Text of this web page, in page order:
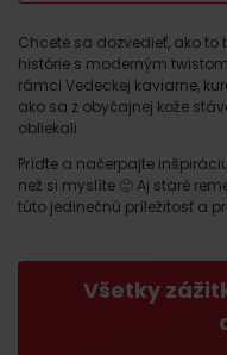
Chcete sa dozvedieť, ako to
histórie s moderným
rámci Vedeckej kaviarne,
ako sa z obyčajnej kože
obliekali.
Príďte a načerpajte
než si myslíte 🙂 Aj staré
túto jedinečnú príležitosť a
Všetky